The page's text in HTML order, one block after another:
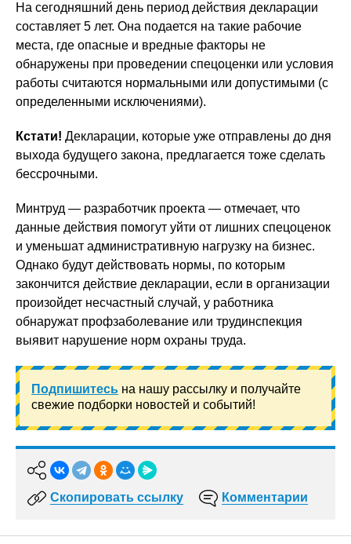
На сегодняшний день период действия декларации
составляет 5 лет. Она подается на такие рабочие
места, где опасные и вредные факторы не
обнаружены при проведении спецоценки или условия
работы считаются нормальными или допустимыми (с
определенными исключениями).
Кстати! Декларации, которые уже отправлены до дня
выхода будущего закона, предлагается тоже сделать
бессрочными.
Минтруд — разработчик проекта — отмечает, что
данные действия помогут уйти от лишних спецоценок
и уменьшат административную нагрузку на бизнес.
Однако будут действовать нормы, по которым
закончится действие декларации, если в организации
произойдет несчастный случай, у работника
обнаружат профзаболевание или трудинспекция
выявит нарушение норм охраны труда.
Подпишитесь на нашу рассылку и получайте
свежие подборки новостей и событий!
Скопировать ссылку Комментарии